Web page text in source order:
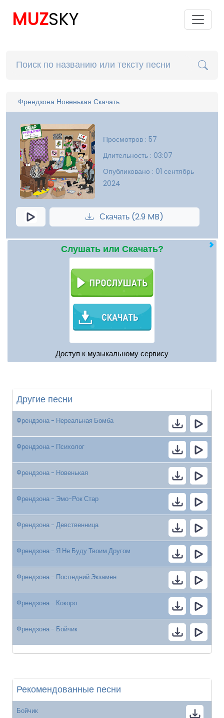
MUZSKY
Френдзона Новенькая Скачать
Просмотров : 57
Длительность : 03:07
Опубликовано : 01 сентябрь
2024
Скачать (2.9 MB)
Слушать или Скачать?
Доступ к музыкальному сервису
Другие песни
Френдзона - Нереальная Бомба
Френдзона - Психолог
Френдзона - Новенькая
Френдзона - Эмо-Рок Стар
Френдзона - Девственница
Френдзона - Я Не Буду Твоим Другом
Френдзона - Последний Экзамен
Френдзона - Кокоро
Френдзона - Бойчик
Рекомендованные песни
Бойчик